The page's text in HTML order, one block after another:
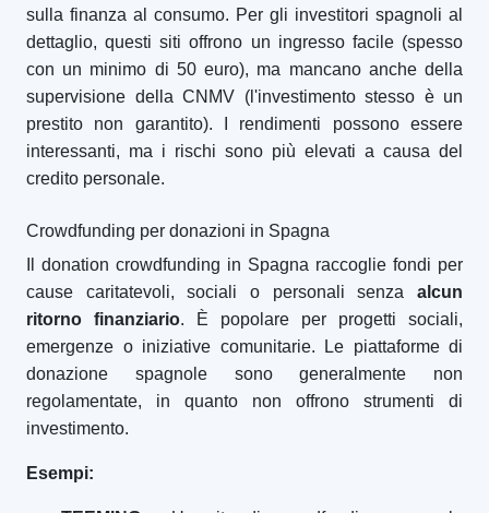
sulla finanza al consumo. Per gli investitori spagnoli al
dettaglio, questi siti offrono un ingresso facile (spesso
con un minimo di 50 euro), ma mancano anche della
supervisione della CNMV (l'investimento stesso è un
prestito non garantito). I rendimenti possono essere
interessanti, ma i rischi sono più elevati a causa del
credito personale.
Crowdfunding per donazioni in Spagna
Il donation crowdfunding in Spagna raccoglie fondi per
cause caritatevoli, sociali o personali senza alcun
ritorno finanziario. È popolare per progetti sociali,
emergenze o iniziative comunitarie. Le piattaforme di
donazione spagnole sono generalmente non
regolamentate, in quanto non offrono strumenti di
investimento.
Esempi: